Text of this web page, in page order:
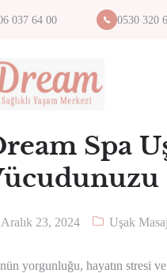
037 64 00 0530 320
Spa
Aralık 23, 2024 Uşak
yorgunluğu, hayatın stresi